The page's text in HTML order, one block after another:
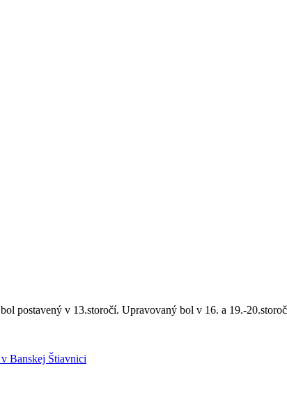
postavený v 13.storočí. Upravovaný bol v 16. a 19.-
Banskej Štiavnici